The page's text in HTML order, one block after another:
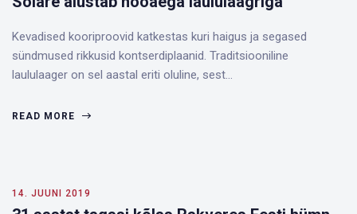
Kevadised kooriproovid katkestas kuri haigus ja segased
sündmused rikkusid kontserdiplaanid. Traditsiooniline
laululaager on sel aastal eriti oluline, sest…
READ MORE
14. JUUNI 2019